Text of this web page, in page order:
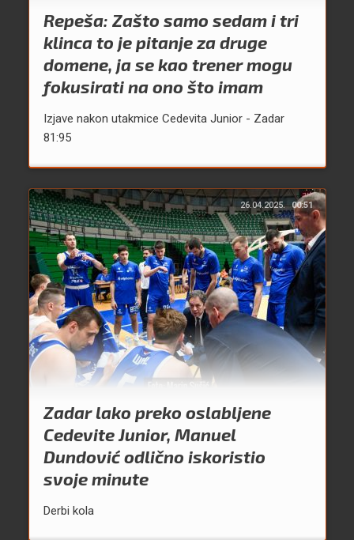
Repeša: Zašto samo sedam i tri
klinca to je pitanje za druge
domene, ja se kao trener mogu
fokusirati na ono što imam
Izjave nakon utakmice Cedevita Junior - Zadar
81:95
26.04.2025. 00:51
Zadar lako preko oslabljene
Cedevite Junior, Manuel
Dundović odlično iskoristio
svoje minute
Derbi kola